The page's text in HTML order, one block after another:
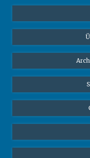
Online-Vorträge
Interviews zum
Bluesky